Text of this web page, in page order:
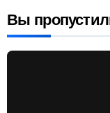
Вы